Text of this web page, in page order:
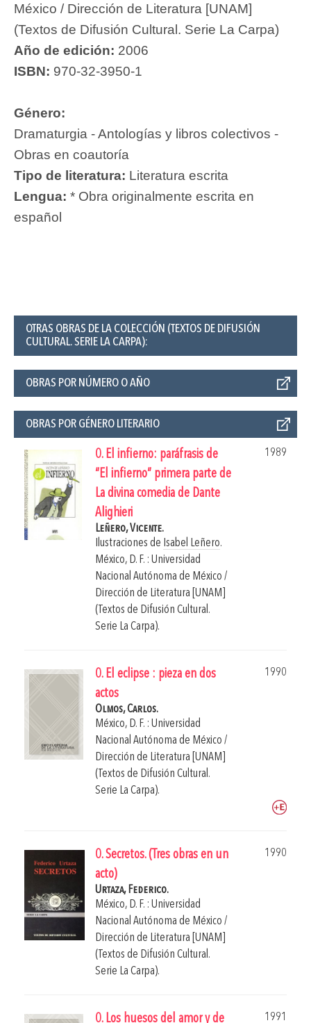
México / Dirección de Literatura [UNAM]
(Textos de Difusión Cultural. Serie La Carpa)
Año de edición: 2006
ISBN: 970-32-3950-1
Género:
Dramaturgia - Antologías y libros colectivos -
Obras en coautoría
Tipo de literatura: Literatura escrita
Lengua: * Obra originalmente escrita en
español
OTRAS OBRAS DE LA COLECCIÓN (TEXTOS DE DIFUSIÓN
CULTURAL. SERIE LA CARPA):
OBRAS POR NÚMERO O AÑO
OBRAS POR GÉNERO LITERARIO
0. El infierno: paráfrasis de
“El infierno” primera parte de
La divina comedia de Dante
Alighieri
1989
Leñero, Vicente.
Ilustraciones de Isabel Leñero.
México, D. F. : Universidad
Nacional Autónoma de México /
Dirección de Literatura [UNAM]
(Textos de Difusión Cultural.
Serie La Carpa).
0. El eclipse : pieza en dos
actos
1990
Olmos, Carlos.
México, D. F. : Universidad
Nacional Autónoma de México /
Dirección de Literatura [UNAM]
(Textos de Difusión Cultural.
Serie La Carpa).
0. Secretos. (Tres obras en un
acto)
1990
Urtaza, Federico.
México, D. F. : Universidad
Nacional Autónoma de México /
Dirección de Literatura [UNAM]
(Textos de Difusión Cultural.
Serie La Carpa).
0. Los huesos del amor y de 1991